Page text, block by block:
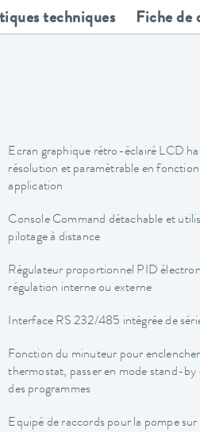
techniques Fiche de
Ecran graphique rétro-éclairé LCD
résolution et paramètrable en fonction
application
Console Command détachable et
pilotage à distance
Régulateur proportionnel PID
régulation interne ou externe
Interface RS 232/485 intégrée de
Fonction du minuteur pour
thermostat, passer en mode stand-by
des programmes
Equipé de raccords pour la pompe sur